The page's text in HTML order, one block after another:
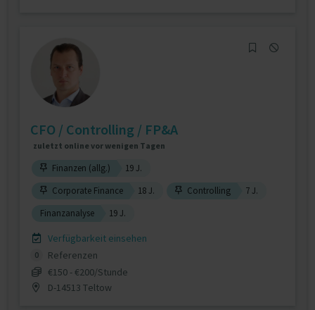
CFO / Controlling / FP&A
zuletzt online vor wenigen Tagen
Finanzen (allg.)
19 J.
Corporate Finance
18 J. Controlling
7 J.
Finanzanalyse
19 J.
Verfügbarkeit einsehen
0
Referenzen
€150 - €200/Stunde
D-14513 Teltow